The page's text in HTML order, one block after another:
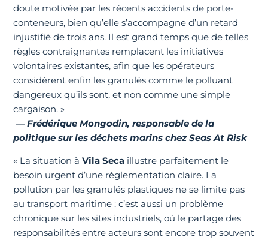
doute motivée par les récents accidents de porte-
conteneurs, bien qu’elle s’accompagne d’un retard
injustifié de trois ans. Il est grand temps que de telles
règles contraignantes remplacent les initiatives
volontaires existantes, afin que les opérateurs
considèrent enfin les granulés comme le polluant
dangereux qu’ils sont, et non comme une simple
cargaison. »
—Frédérique Mongodin, responsable de la
politique sur les déchets marins chez Seas At Risk
« La situation àVila Seca illustre parfaitement le
besoin urgent d’une réglementation claire. La
pollution par les granulés plastiques ne se limite pas
au transport maritime : c’est aussi un problème
chronique sur les sites industriels, où le partage des
responsabilités entre acteurs sont encore trop souvent